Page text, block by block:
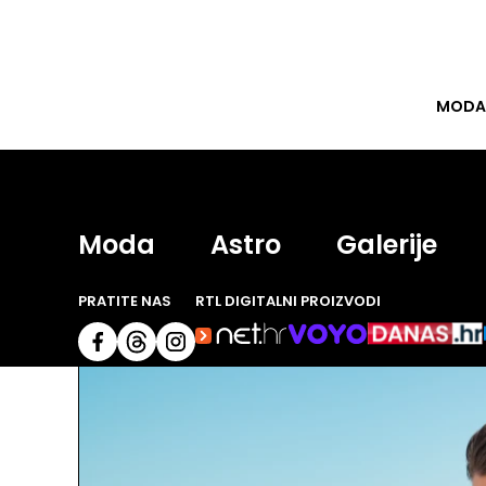
MODA
Moda Astro Galerije
PRATITE NAS RTL DIGITALNI PROIZVODI